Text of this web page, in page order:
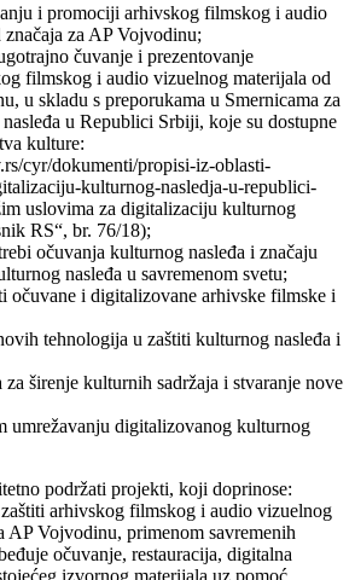
i promociji arhivskog filmskog i audio
za AP Vojvodinu;
čuvanje i prezentovanje
filmskog i audio vizuelnog materijala od
u skladu s preporukama u Smernicama za
u Republici Srbiji, koje su dostupne
kulture:
cyr/dokumenti/propisi-iz-oblasti-
kulturnog-nasledja-u-republici-
uslovima za digitalizaciju kulturnog
RS“, br. 76/18);
očuvanja kulturnog nasleđa i značaju
nasleđa u savremenom svetu;
očuvane i digitalizovane arhivske filmske i
tehnologija u zaštiti kulturnog nasleđa i
širenje kulturnih sadržaja i stvaranje nove
umrežavanju digitalizovanog kulturnog
podržati projekti, koji doprinose:
arhivskog filmskog i audio vizuelnog
AP Vojvodinu, primenom savremenih
očuvanje, restauracija, digitalna
izvornog materijala uz pomoć